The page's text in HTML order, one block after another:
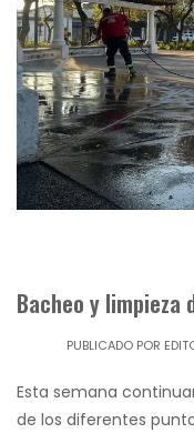
Bacheo y limpieza
PUBLICADO POR
Esta semana
de los diferentes